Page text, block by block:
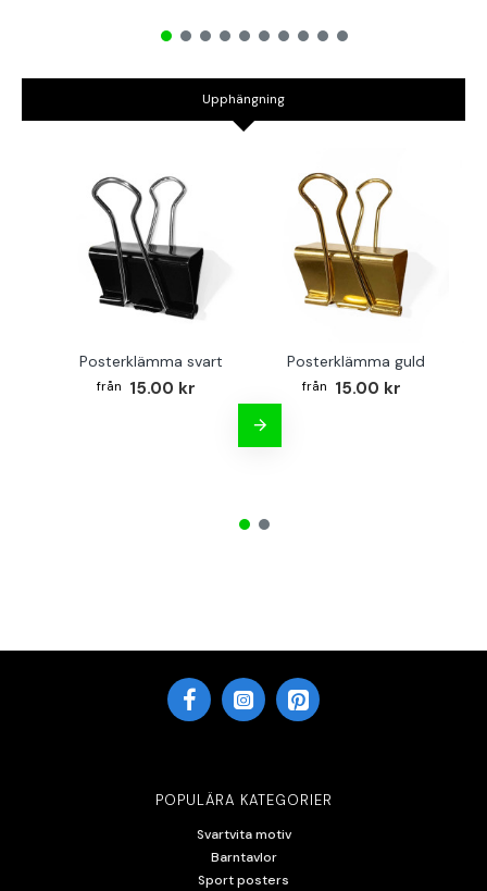
Upphängning
Posterklämma svart
15.00 kr
Posterklämma guld
15.00 kr
POPULÄRA KATEGORIER
Svartvita motiv
Barntavlor
Sport posters